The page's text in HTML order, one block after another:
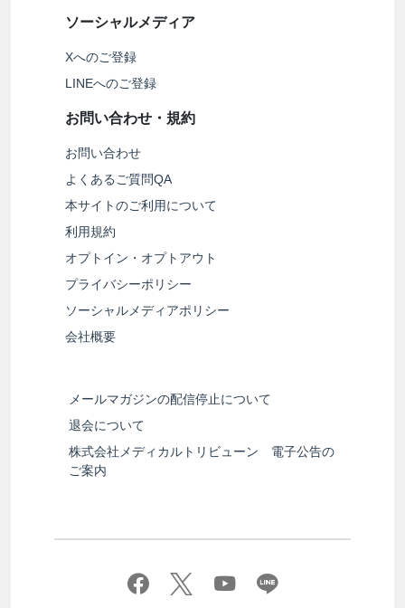
ソーシャルメディア
Xへのご登録
LINEへのご登録
お問い合わせ・規約
お問い合わせ
よくあるご質問QA
本サイトのご利用について
利用規約
オプトイン・オプトアウト
プライバシーポリシー
ソーシャルメディアポリシー
会社概要
メールマガジンの配信停止について
退会について
株式会社メディカルトリビューン 電子公告の
ご案内